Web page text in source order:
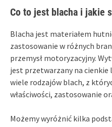
Co to jest blacha i jakie
Blacha jest materiałem
zastosowanie w różnych
przemysł motoryzacyjny.
jest przetwarzany na cienkie
wiele rodzajów blach, z
właściwości, zastosowanie
Możemy wyróżnić kilka